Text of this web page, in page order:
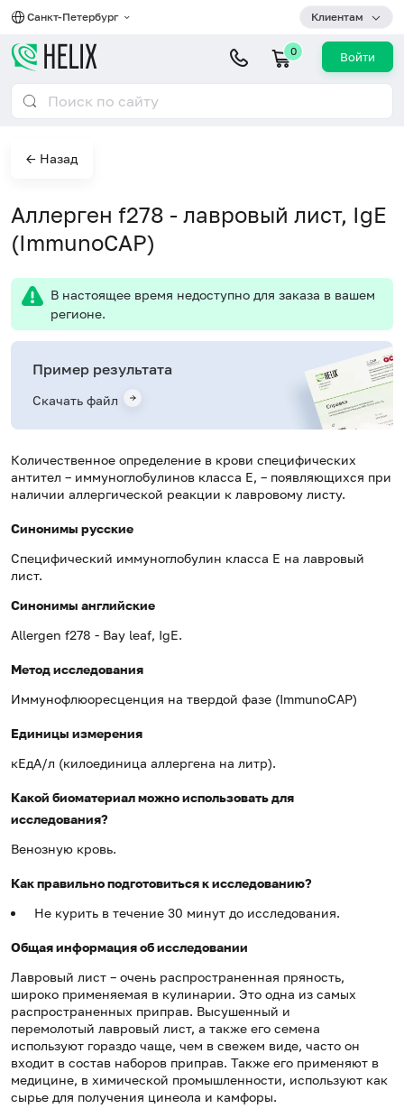
Санкт-Петербург Клиентам
0 Войти
← Назад
Аллерген f278 - лавровый лист, IgE
(ImmunoCAP)
Количественное определение в крови специфических
антител – иммуноглобулинов класса E, – появляющихся при
наличии аллергической реакции к лавровому листу.
Синонимы русские
Специфический иммуноглобулин класса Е на лавровый
лист.
Синонимы английские
Allergen f278 - Bay leaf, IgE.
Метод исследования
Иммунофлюоресценция на твердой фазе (ImmunoCAP)
Единицы измерения
кЕдА/л (килоединица аллергена на литр).
Какой биоматериал можно использовать для
исследования?
Венозную кровь.
Как правильно подготовиться к исследованию?
Не курить в течение 30 минут до исследования.
Общая информация об исследовании
Лавровый лист – очень распространенная пряность,
широко применяемая в кулинарии. Это одна из самых
распространенных приправ. Высушенный и
перемолотый лавровый лист, а также его семена
используют гораздо чаще, чем в свежем виде, часто он
входит в состав наборов приправ. Также его применяют в
медицине, в химической промышленности, используют как
сырье для получения цинеола и камфоры.
В настоящее время недоступно для заказа в вашем
регионе.
Пример результата
Скачать файл